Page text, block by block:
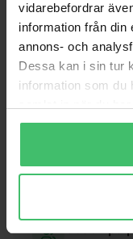
vidarebefordrar
information från din
annons- och
Dessa kan i sin tur
information som du
Smärtfri
Lär dig en
kroppen
Personlig